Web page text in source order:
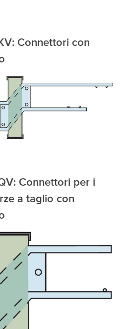
Connettori con
Connettori per i
a taglio con